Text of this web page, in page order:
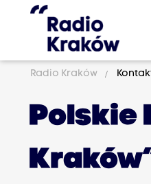
Radio Kraków
Polskie